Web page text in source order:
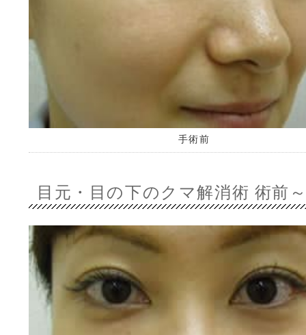
手術前
目元・目の下のクマ解消術 術前